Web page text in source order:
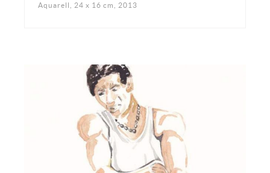
Aquarell, 24 x 16 cm, 2013